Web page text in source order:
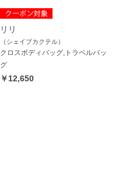
リリ
（シェイプカクテル）
クロスボディバッグ,トラベルバッ
グ
￥12,650